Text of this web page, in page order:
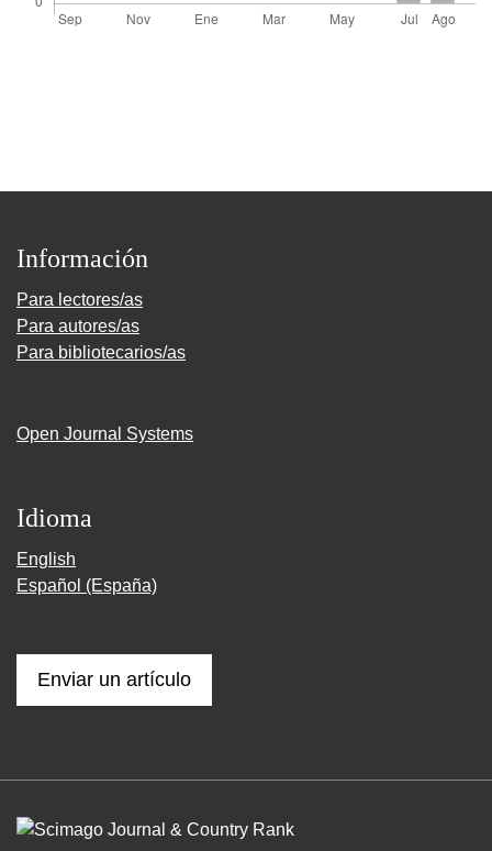
Información
Para lectores/as
Para autores/as
Para bibliotecarios/as
Open Journal Systems
Idioma
English
Español (España)
Enviar un artículo